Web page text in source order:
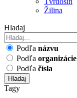
Žilina
Hladaj
Podľa názvu
Podľa organizácie
Podľa čísla
Hladaj
Tagy